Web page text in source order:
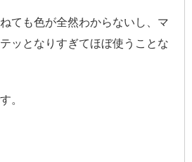
ても色が全然わからないし、マ
ッとなりすぎてほぼ使うことな
。